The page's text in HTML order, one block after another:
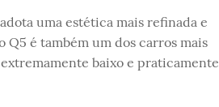
uma estética mais refinada e
é também um dos carros mais
baixo e praticamente